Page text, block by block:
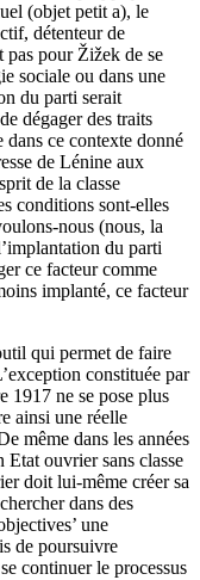
(objet petit a), le
détenteur de
pas pour Žižek de se
sociale ou dans une
du parti serait
dégager des traits
ce contexte donné
de Lénine aux
de la classe
conditions sont-elles
nous (nous, la
du parti
ce facteur comme
implanté, ce facteur
qui permet de faire
constituée par
1917 ne se pose plus
ainsi une réelle
même dans les années
Etat ouvrier sans classe
doit lui-même créer sa
dans des
une
de poursuivre
continuer le processus